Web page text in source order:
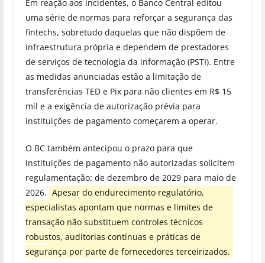
Em reação aos incidentes, o Banco Central editou
uma série de normas para reforçar a segurança das
fintechs, sobretudo daquelas que não dispõem de
infraestrutura própria e dependem de prestadores
de serviços de tecnologia da informação (PSTI). Entre
as medidas anunciadas estão a limitação de
transferências TED e Pix para não clientes em R$ 15
mil e a exigência de autorização prévia para
instituições de pagamento começarem a operar.
O BC também antecipou o prazo para que
instituições de pagamento não autorizadas solicitem
regulamentação: de dezembro de 2029 para maio de
2026. Apesar do endurecimento regulatório,
especialistas apontam que normas e limites de
transação não substituem controles técnicos
robustos, auditorias contínuas e práticas de
segurança por parte de fornecedores terceirizados.